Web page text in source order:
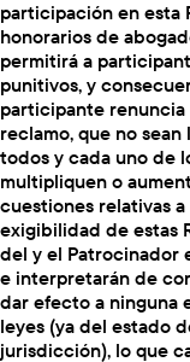
participación en esta
honorarios de
permitirá a
punitivos, y
participante
reclamo, que no
todos y cada uno de
multipliquen o
cuestiones relativas
exigibilidad de estas
del y el Patrocinador
e interpretarán de
dar efecto a ninguna
leyes (ya del estado
jurisdicción), lo que